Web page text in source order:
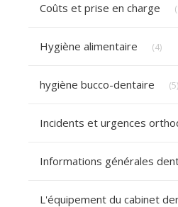
Coûts et prise en charge
Hygiène alimentaire (4)
hygiène bucco-dentaire (5)
Incidents et urgences
Informations générales
L'équipement du cabinet